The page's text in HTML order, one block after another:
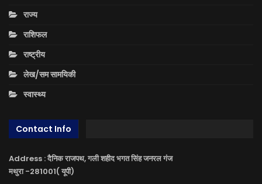
राज्य
राशिफल
राष्ट्रीय
लेख/सम सामयिकी
स्वास्थ्य
Contact Info
Address : दैनिक राजपथ, गली शहीद भगत सिंह जनरल गंज
मथुरा -281001( यूपी)